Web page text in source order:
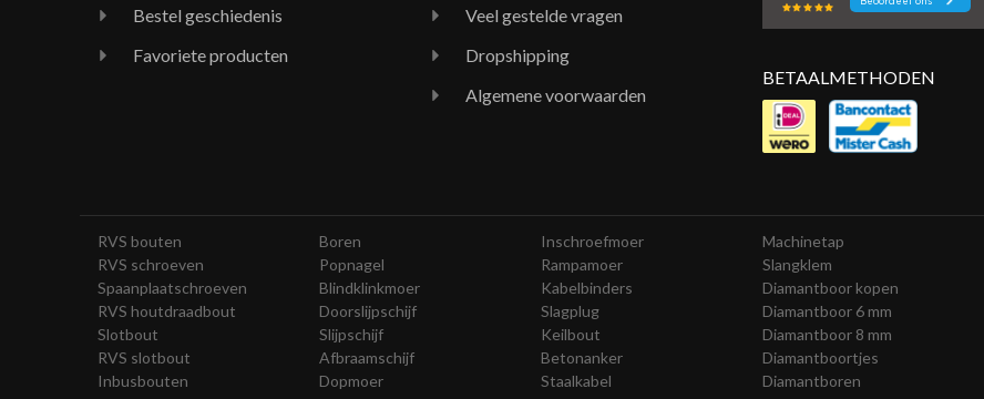
Bestel geschiedenis
Favoriete producten
Veel gestelde vragen
Dropshipping
Algemene voorwaarden
BETAALMETHODEN
RVS bouten
RVS schroeven
Spaanplaatschroeven
RVS houtdraadbout
Slotbout
RVS slotbout
Inbusbouten
Boren
Popnagel
Blindklinkmoer
Doorslijpschijf
Slijpschijf
Afbraamschijf
Dopmoer
Inschroefmoer
Rampamoer
Kabelbinders
Slagplug
Keilbout
Betonanker
Staalkabel
Machinetap
Slangklem
Diamantboor kopen
Diamantboor 6 mm
Diamantboor 8 mm
Diamantboortjes
Diamantboren